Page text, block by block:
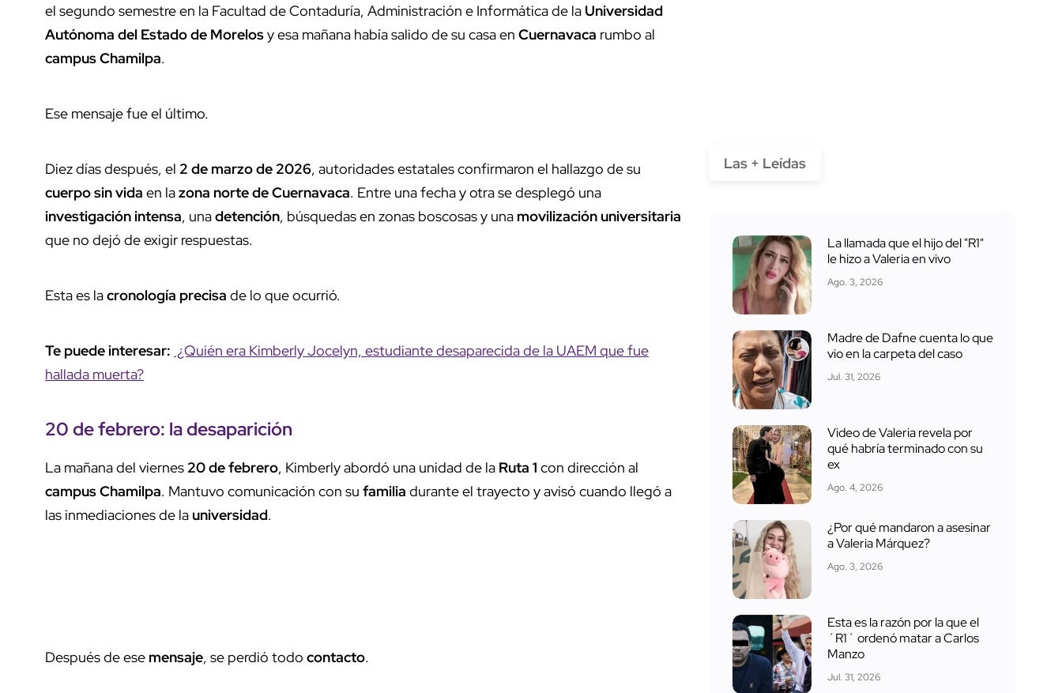
el segundo semestre en la Facultad de Contaduría, Administración e Informática de la Universidad
Autónoma del Estado de Morelosy esa mañana había salido de su casa en Cuernavaca rumbo al
campus Chamilpa.
Ese mensaje fue el último.
Diez días después, el 2 de marzo de 2026, autoridades estatales confirmaron el hallazgo de su
cuerpo sin vida en lazona norte de Cuernavaca. Entre una fecha y otra se desplegó una
investigación intensa, unadetención, búsquedas en zonas boscosas y una movilización universitaria
que no dejó de exigir respuestas.
Esta es lacronología precisa de lo que ocurrió.
Te puede interesar: ¿Quién era Kimberly Jocelyn, estudiante desaparecida de la UAEM que fue
hallada muerta?
20 de febrero: ladesaparición
La mañana del viernes 20 de febrero, Kimberly abordó una unidad de la Ruta 1 con dirección al
campus Chamilpa. Mantuvo comunicación con su familia durante el trayecto y avisó cuando llegó a
las inmediaciones de la universidad.
Después de ese mensaje, se perdió todo contacto.
Las + Leídas
La llamada que el hijo del "R1"
le hizo a Valeria en vivo
Ago. 3, 2026
Madre de Dafne cuenta lo que
vio en la carpeta del caso
Jul. 31, 2026
Video de Valeria revela por
qué habría terminado con su
ex
Ago. 4, 2026
¿Por qué mandaron a asesinar
a Valeria Márquez?
Ago. 3, 2026
Esta es la razón por la que el
´R1´ ordenó matar a Carlos
Manzo
Jul. 31, 2026